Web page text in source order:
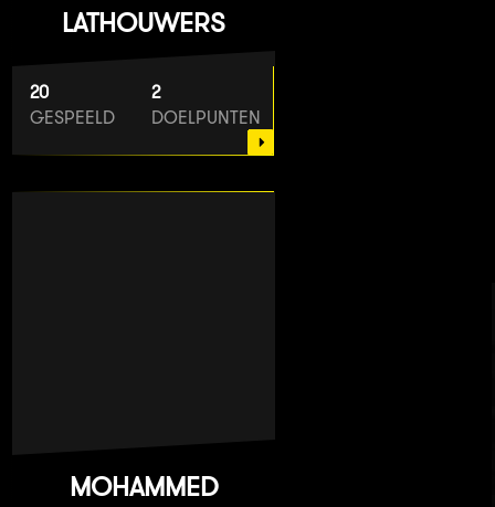
LATHOUWERS
20
GESPEELD
2
DOELPUNTEN
MOHAMMED